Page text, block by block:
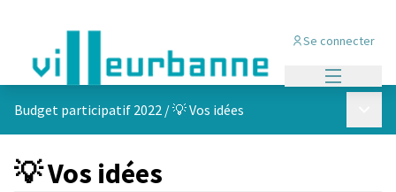
Se connecter
Budget participatif 2022 /💡 Vos idées
💡 Vos idées